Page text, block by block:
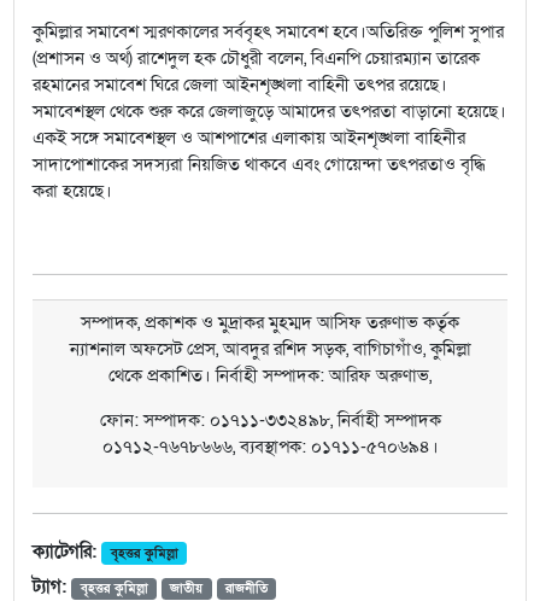
কুমিল্লার সমাবেশ স্মরণকালের সর্ববৃহৎ সমাবেশ হবে।অতিরিক্ত পুলিশ সুপার
(প্রশাসন ও অর্থ) রাশেদুল হক চৌধুরী বলেন, বিএনপি চেয়ারম্যান তারেক
রহমানের সমাবেশ ঘিরে জেলা আইনশৃঙ্খলা বাহিনী তৎপর রয়েছে।
সমাবেশস্থল থেকে শুরু করে জেলাজুড়ে আমাদের তৎপরতা বাড়ানো হয়েছে।
একই সঙ্গে সমাবেশস্থল ও আশপাশের এলাকায় আইনশৃঙ্খলা বাহিনীর
সাদাপোশাকের সদস্যরা নিয়জিত থাকবে এবং গোয়েন্দা তৎপরতাও বৃদ্ধি
করা হয়েছে।
সম্পাদক, প্রকাশক ও মুদ্রাকর মুহম্মদ আসিফ তরুণাভ কর্তৃক
ন্যাশনাল অফসেট প্রেস, আবদুর রশিদ সড়ক, বাগিচাগাঁও, কুমিল্লা
থেকে প্রকাশিত। নির্বাহী সম্পাদক: আরিফ অরুণাভ,
ফোন: সম্পাদক: ০১৭১১-৩৩২৪৯৮, নির্বাহী সম্পাদক
০১৭১২-৭৬৭৮৬৬৬, ব্যবস্থাপক: ০১৭১১-৫৭০৬৯৪।
ক্যাটেগরি: বৃহত্তর কুমিল্লা
ট্যাগ: বৃহত্তর কুমিল্লা জাতীয় রাজনীতি